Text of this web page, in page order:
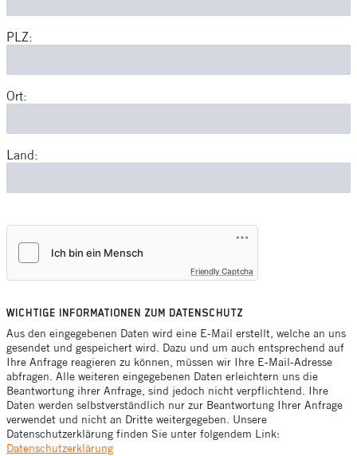
PLZ:
Ort:
Land:
Friendly Captcha
WICHTIGE INFORMATIONEN ZUM DATENSCHUTZ
Aus den eingegebenen Daten wird eine E-Mail erstellt, welche an uns
gesendet und gespeichert wird. Dazu und um auch entsprechend auf
Ihre Anfrage reagieren zu können, müssen wir Ihre E-Mail-Adresse
abfragen. Alle weiteren eingegebenen Daten erleichtern uns die
Beantwortung ihrer Anfrage, sind jedoch nicht verpflichtend. Ihre
Daten werden selbstverständlich nur zur Beantwortung Ihrer Anfrage
verwendet und nicht an Dritte weitergegeben. Unsere
Datenschutzerklärung finden Sie unter folgendem Link:
Datenschutzerklärung